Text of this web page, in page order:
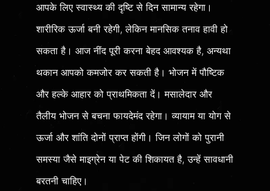
आपके लिए स्वास्थ्य की दृष्टि से दिन सामान्य रहेगा।
शारीरिक ऊर्जा बनी रहेगी, लेकिन मानसिक तनाव हावी हो
सकता है। आज नींद पूरी करना बेहद आवश्यक है, अन्यथा
थकान आपको कमजोर कर सकती है। भोजन में पौष्टिक
और हल्के आहार को प्राथमिकता दें। मसालेदार और
तैलीय भोजन से बचना फायदेमंद रहेगा। व्यायाम या योग से
ऊर्जा और शांति दोनों प्राप्त होंगी। जिन लोगों को पुरानी
समस्या जैसे माइग्रेन या पेट की शिकायत है, उन्हें सावधानी
बरतनी चाहिए।